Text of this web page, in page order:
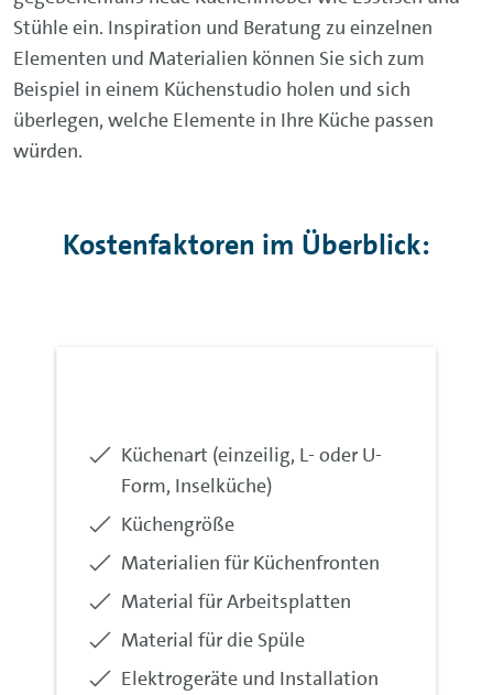
Stühle ein. Inspiration und Beratung zu einzelnen
Elementen und Materialien können Sie sich zum
Beispiel in einem Küchenstudio holen und sich
überlegen, welche Elemente in Ihre Küche passen
würden.
Kostenfaktoren im Überblick:
nicht
inkludiert:
Küchenart (einzeilig, L- oder U-
Form, Inselküche)
nicht
inkludiert:
Küchengröße
nicht
inkludiert:
Materialien für Küchenfronten
nicht
inkludiert:
Material für Arbeitsplatten
nicht
inkludiert:
Material für die Spüle
nicht
Elektrogeräte und Installation